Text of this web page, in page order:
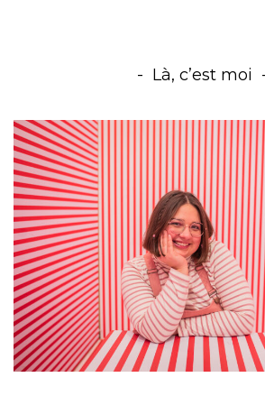
Là, c’est moi